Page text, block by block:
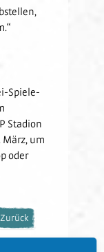
Spiele-
Stadion
März, um
oder
Zurück